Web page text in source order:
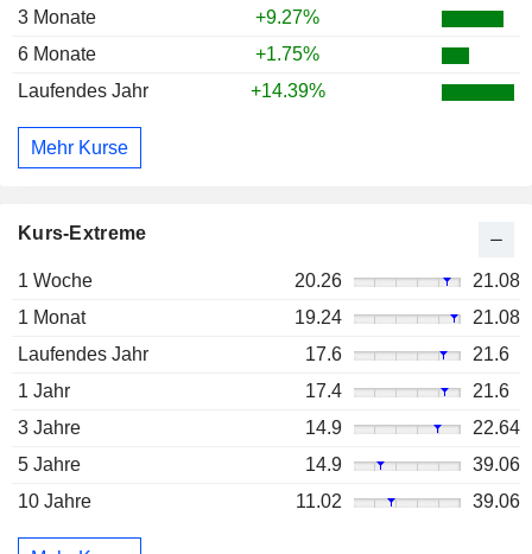
3 Monate
+9.27%
6 Monate
+1.75%
Laufendes Jahr
+14.39%
Mehr Kurse
Kurs-Extreme
1 Woche 20.26
21.08
1 Monat
19.24
21.08
Laufendes Jahr
17.6
21.6
1 Jahr
17.4
21.6
3 Jahre
14.9
22.64
5 Jahre
14.9
39.06
10 Jahre
11.02 39.06